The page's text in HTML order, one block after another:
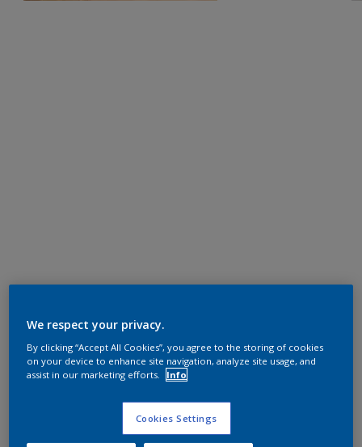
We respect your privacy.
By clicking “Accept All Cookies”, you agree to the storing of cookies
on your device to enhance site navigation, analyze site usage, and
assist in our marketing efforts.
Info
Cookies Settings